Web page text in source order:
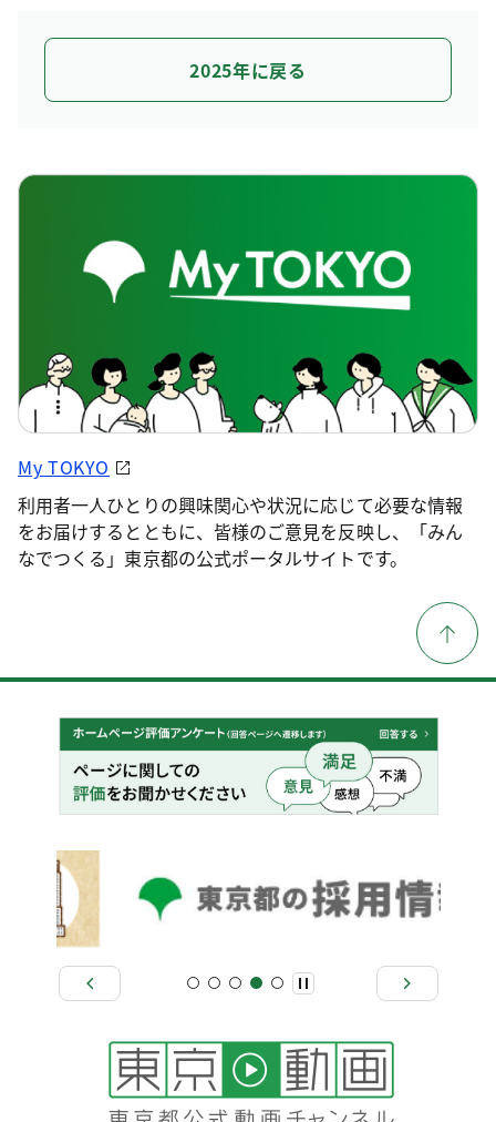
2025年に戻る
My TOKYO
利用者一人ひとりの興味関心や状況に応じて必要な情報
をお届けするとともに、皆様のご意見を反映し、「みん
なでつくる」東京都の公式ポータルサイトです。